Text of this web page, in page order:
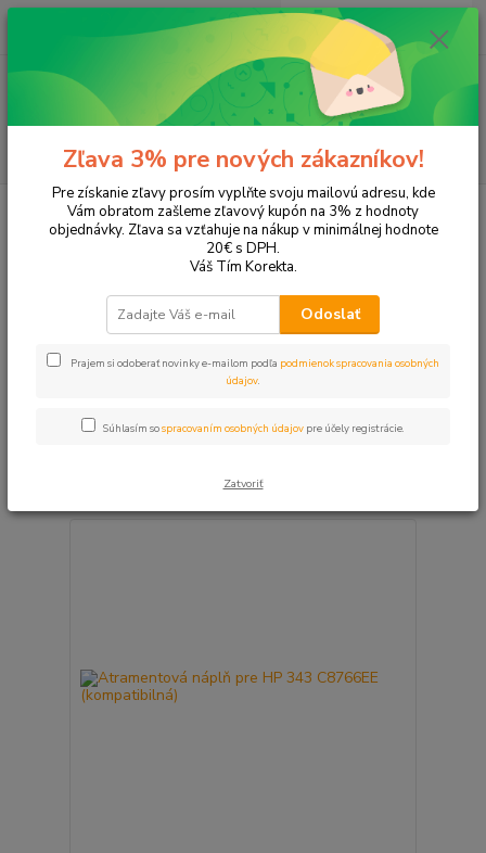
Hľadať
ks
za 0,00 EUR
Tonery a náplne do tlačiarní Hewlett Packard
HP DeskJet
DeskJet 6843
DeskJet 6843
Upresniť parametre
strana
Zľava 3% pre nových zákazníkov!
Pre získanie zľavy prosím vyplňte svoju mailovú adresu, kde
Vám obratom zašleme zľavový kupón na 3% z hodnoty
objednávky. Zľava sa vzťahuje na nákup v minimálnej hodnote
20€ s DPH.
Váš Tím Korekta.
Odoslať
Prajem si odoberať novinky e-mailom podľa podmienok spracovania osobných
údajov.
Súhlasím sospracovaním osobných údajov pre účely registrácie.
Zatvoriť